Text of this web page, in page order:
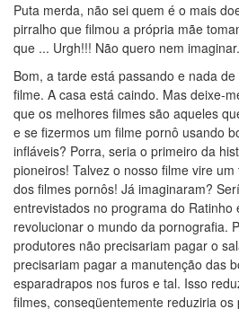
Puta merda, não sei quem é o mais
pirralho que filmou a própria mãe
que ... Urgh!!! Não quero nem imaginar.
Bom, a tarde está passando e nada
filme. A casa está caindo. Mas deixe-
que os melhores filmes são aqueles
e se fizermos um filme pornô usando
infláveis? Porra, seria o primeiro da
pioneiros! Talvez o nosso filme vire
dos filmes pornôs! Já imaginaram?
entrevistados no programa do Ratinho
revolucionar o mundo da pornografia.
produtores não precisariam pagar o
precisariam pagar a manutenção das
esparadrapos nos furos e tal. Isso
filmes, conseqüentemente reduziria os